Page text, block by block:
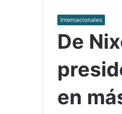
Internacionales
De
en